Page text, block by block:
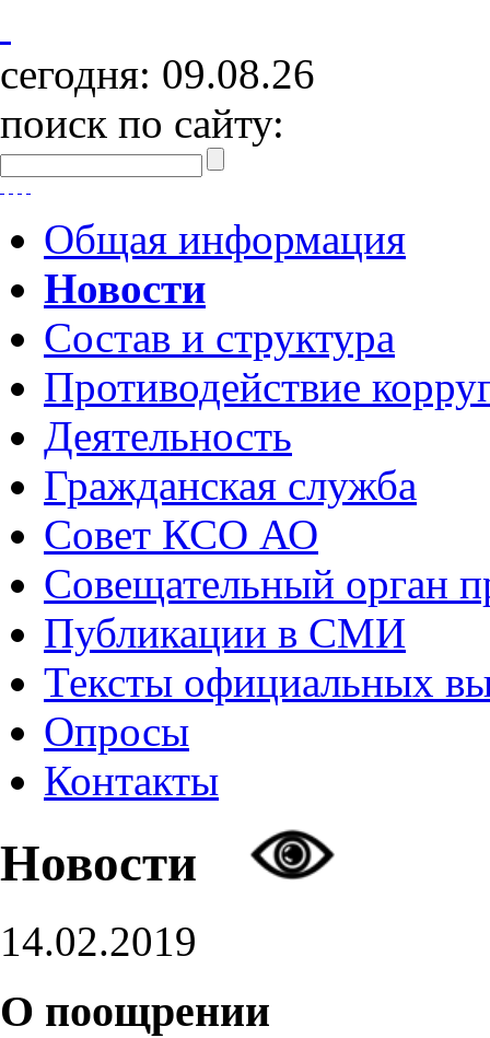
сегодня: 09.08.26
поиск по сайту:
Общая информация
Новости
Состав и структура
Противодействие
Деятельность
Гражданская служба
Совет КСО АО
Совещательный орган
Публикации в СМИ
Тексты официальных
Опросы
Контакты
Новости
14.02.2019
О поощрении